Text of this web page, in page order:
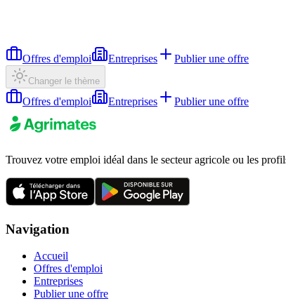
Offres d'emploi Entreprises Publier une offre
Changer le thème
Offres d'emploi Entreprises Publier une offre
Trouvez votre emploi idéal dans le secteur agricole ou les
Navigation
Accueil
Offres d'emploi
Entreprises
Publier une offre